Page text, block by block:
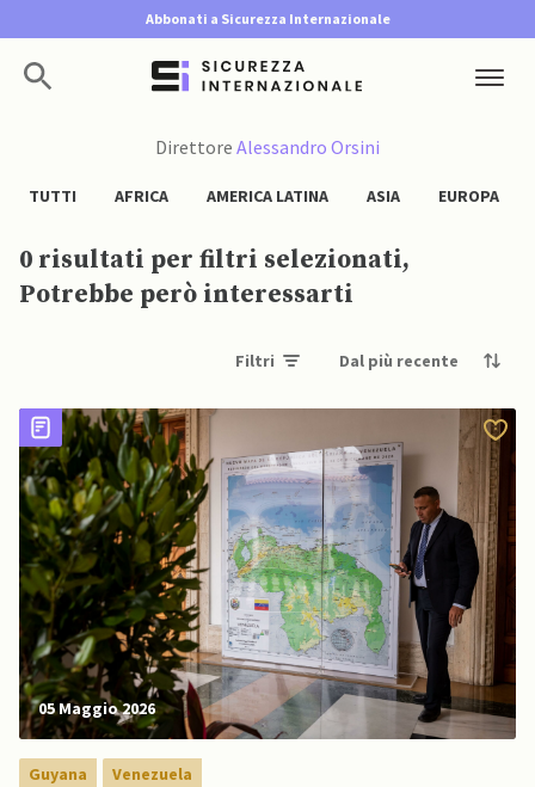
Abbonati a Sicurezza Internazionale
Direttore Alessandro Orsini
TUTTI AFRICA AMERICA LATINA ASIA EUROPA
0 risultati per filtri selezionati,
Potrebbe però interessarti
Filtri
05 Maggio 2026
Guyana Venezuela